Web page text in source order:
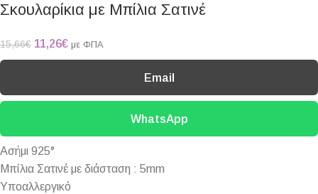
Σκουλαρίκια με Μπίλια Σατινέ
15,66€ 11,26€ με ΦΠΑ
Email
WhatsApp
Ασήμι 925°
Μπίλια Σατινέ με διάσταση : 5mm
Υποαλλεργικό